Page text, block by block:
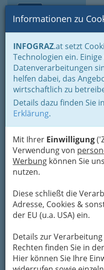
Informationen zu
INFOGRAZ.at setzt
Technologien ein.
Datenverarbeitungen
helfen dabei, das
wirtschaftlich zu
Details dazu finden Sie
Erklärung.
Mit Ihrer Einwilligung
Verwendung von
Werbung können Sie
nutzen.
Diese schließt die
Adresse, Cookies &
der EU (u.a. USA) ein.
Details zur
Rechten finden Sie in der
Hier können Sie Ihre
Home Branchen Auto - KFZ
dieser Seite finden Sie
ein neues Design für Ihr
Bezirksauswahl